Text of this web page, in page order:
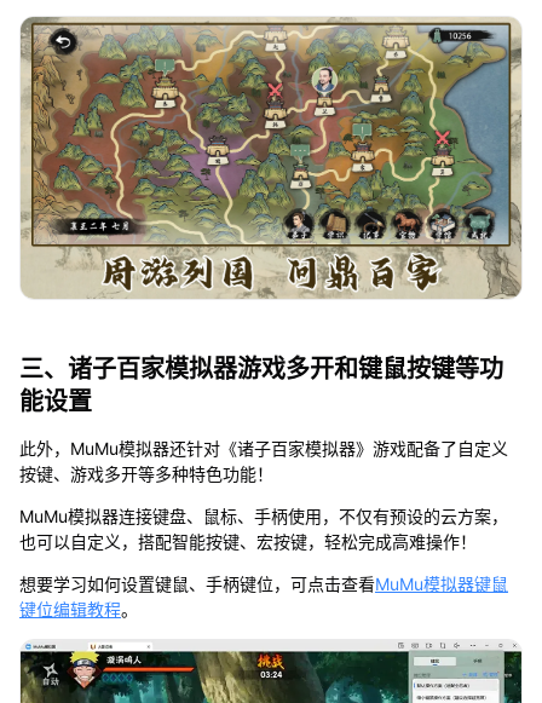
三、诸子百家模拟器游戏多开和键鼠按键等功
能设置
此外，MuMu模拟器还针对《诸子百家模拟器》游戏配备了自定义
按键、游戏多开等多种特色功能！
MuMu模拟器连接键盘、鼠标、手柄使用，不仅有预设的云方案，
也可以自定义，搭配智能按键、宏按键，轻松完成高难操作！
想要学习如何设置键鼠、手柄键位，可点击查看MuMu模拟器键鼠
键位编辑教程。